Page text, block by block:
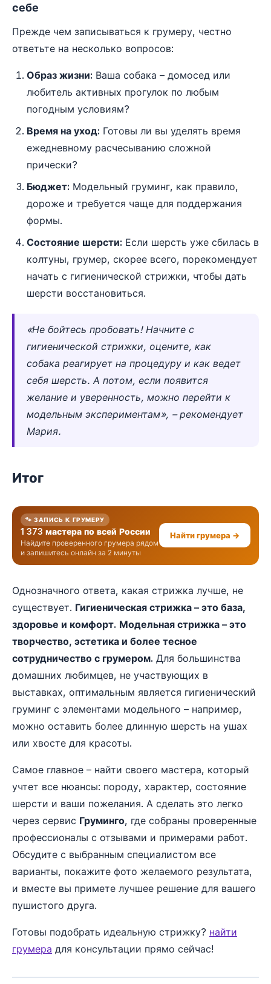
себе
Прежде чем записываться к грумеру, честно
ответьте на несколько вопросов:
Образ жизни: Ваша собака – домосед или
любитель активных прогулок по любым
погодным условиям?
Время на уход: Готовы ли вы уделять время
ежедневному расчесыванию сложной
прически?
Бюджет: Модельный груминг, как правило,
дороже и требуется чаще для поддержания
формы.
Состояние шерсти: Если шерсть уже сбилась в
колтуны, грумер, скорее всего, порекомендует
начать с гигиенической стрижки, чтобы дать
шерсти восстановиться.
«Не бойтесь пробовать! Начните с
гигиенической стрижки, оцените, как
собака реагирует на процедуру и как ведет
себя шерсть. А потом, если появится
желание и уверенность, можно перейти к
модельным экспериментам», – рекомендует
Мария.
Итог
🐾 ЗАПИСЬ К ГРУМЕРУ
1 373 мастера по всей России
Найдите проверенного грумера рядом
и запишитесь онлайн за 2 минуты
Найти грумера →
Однозначного ответа, какая стрижка лучше, не
существует. Гигиеническая стрижка – это база,
здоровье и комфорт. Модельная стрижка – это
творчество, эстетика и более тесное
сотрудничество с грумером. Для большинства
домашних любимцев, не участвующих в
выставках, оптимальным является гигиенический
груминг с элементами модельного – например,
можно оставить более длинную шерсть на ушах
или хвосте для красоты.
Самое главное – найти своего мастера, который
учтет все нюансы: породу, характер, состояние
шерсти и ваши пожелания. А сделать это легко
через сервис Груминго, где собраны проверенные
профессионалы с отзывами и примерами работ.
Обсудите с выбранным специалистом все
варианты, покажите фото желаемого результата,
и вместе вы примете лучшее решение для вашего
пушистого друга.
Готовы подобрать идеальную стрижку? найти
грумера для консультации прямо сейчас!